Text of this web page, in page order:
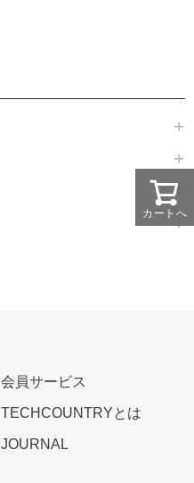
カートへ
会員サービス
TECHCOUNTRYとは
JOURNAL